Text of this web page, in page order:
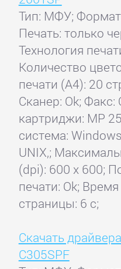
Тип: МФУ;
Печать: только
Технология
Количество
печати (А4): 20
Сканер: Ok;
картриджи: MP
система:
UNIX,;
(dpi): 600 x 600;
печати: Ok;
страницы: 6 с;
Скачать
C305SPF